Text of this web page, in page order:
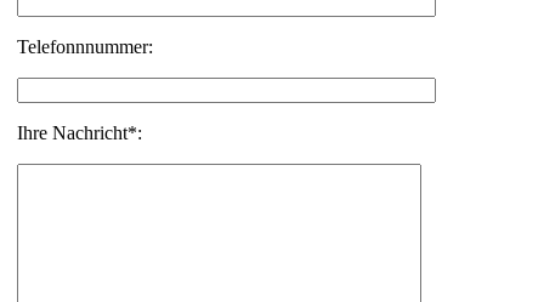
Telefonnnummer:
Ihre Nachricht*: